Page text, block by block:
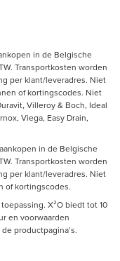
in de Belgische
Transportkosten worden
per klant/leveradres. Niet
of kortingscodes. Niet
Villeroy & Boch, Ideal
Viega, Easy Drain,
in de Belgische
Transportkosten worden
per klant/leveradres. Niet
of kortingscodes.
X²O biedt tot 10
en voorwaarden
productpagina’s.